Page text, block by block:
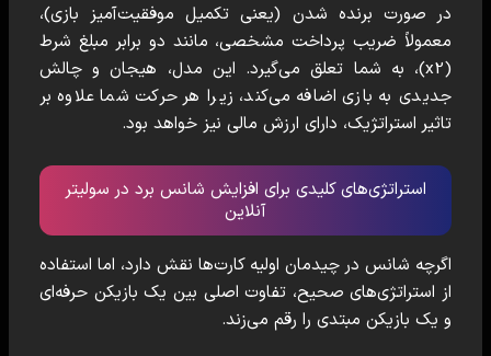
در صورت برنده شدن (یعنی تکمیل موفقیت‌آمیز بازی)،
معمولاً ضریب پرداخت مشخصی، مانند دو برابر مبلغ شرط
(x2)، به شما تعلق می‌گیرد. این مدل، هیجان و چالش
جدیدی به بازی اضافه می‌کند، زیرا هر حرکت شما علاوه بر
تاثیر استراتژیک، دارای ارزش مالی نیز خواهد بود.
استراتژی‌های کلیدی برای افزایش شانس برد در سولیتر
آنلاین
اگرچه شانس در چیدمان اولیه کارت‌ها نقش دارد، اما استفاده
از استراتژی‌های صحیح، تفاوت اصلی بین یک بازیکن حرفه‌ای
و یک بازیکن مبتدی را رقم می‌زند.